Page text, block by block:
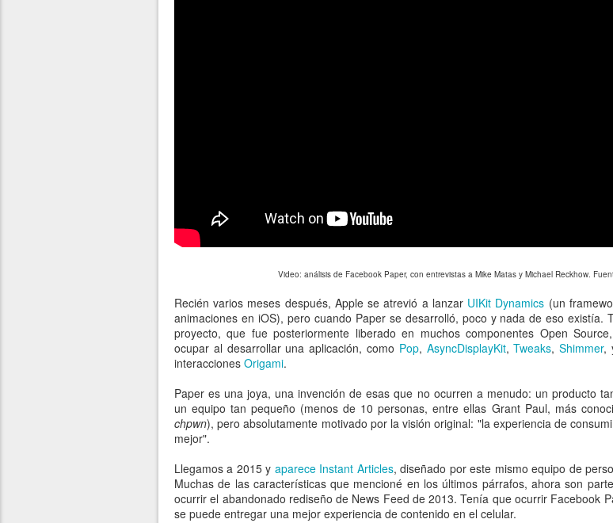
Video: análisis de Facebook Paper, con entrevistas a Mike Matas y Michael Reckhow.
Recién varios meses después, Apple se atrevió a lanzar UIKit Dynamics (un
animaciones en iOS), pero cuando Paper se desarrolló, poco y nada de eso existía.
proyecto, que fue posteriormente liberado en muchos componentes Open
ocupar al desarrollar una aplicación, como Pop, AsyncDisplayKit,Tweaks,Shimmer,
interacciones Origami.
Paper es una joya, una invención de esas que no ocurren a menudo: un producto
un equipo tan pequeño (menos de 10 personas, entre ellas Grant Paul, más
chpwn), pero absolutamente motivado por la visión original: "la experiencia de
mejor".
Llegamos a 2015 y aparece Instant Articles, diseñado por este mismo equipo de
Muchas de las características que mencioné en los últimos párrafos, ahora son
ocurrir el abandonado rediseño de News Feed de 2013. Tenía que ocurrir Facebook
se puede entregar una mejor experiencia de contenido en el celular.